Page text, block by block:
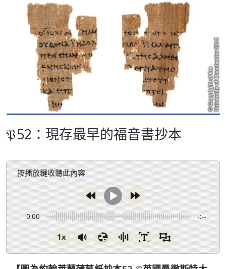
𝔓52：現存最早的福音書抄本
按播放鍵收聽此內容
0:00 -:--
1x